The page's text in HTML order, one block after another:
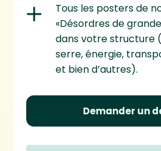
Tous les posters de
«Désordres de
dans votre structure
serre, énergie,
et bien d’autres).
Demander un